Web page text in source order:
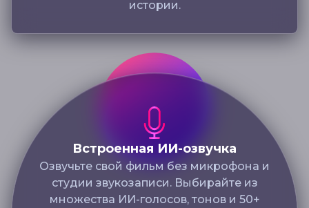
истории.
Встроенная ИИ-озвучка
Озвучьте свой фильм без микрофона и
студии звукозаписи. Выбирайте из
множества ИИ-голосов, тонов и 50+